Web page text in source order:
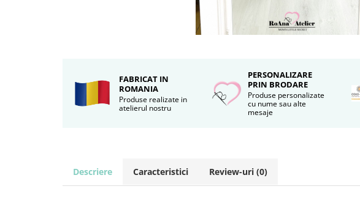
FABRICAT IN
ROMANIA
Produse realizate in
atelierul nostru
PERSONALIZARE
PRIN BRODARE
Produse personalizate
cu nume sau alte
mesaje
Descriere Caracteristici Review-uri (0)